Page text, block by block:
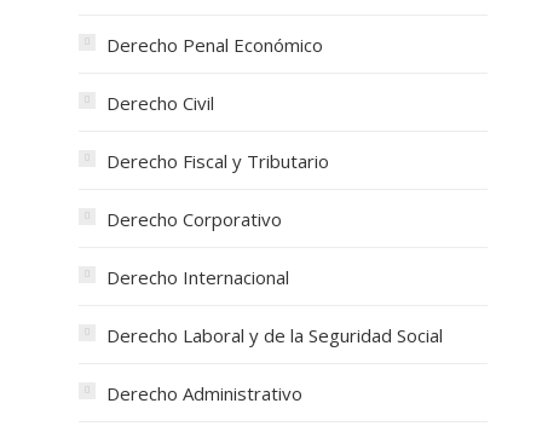
Derecho Penal Económico
Derecho Civil
Derecho Fiscal y Tributario
Derecho Corporativo
Derecho Internacional
Derecho Laboral y de la Seguridad Social
Derecho Administrativo